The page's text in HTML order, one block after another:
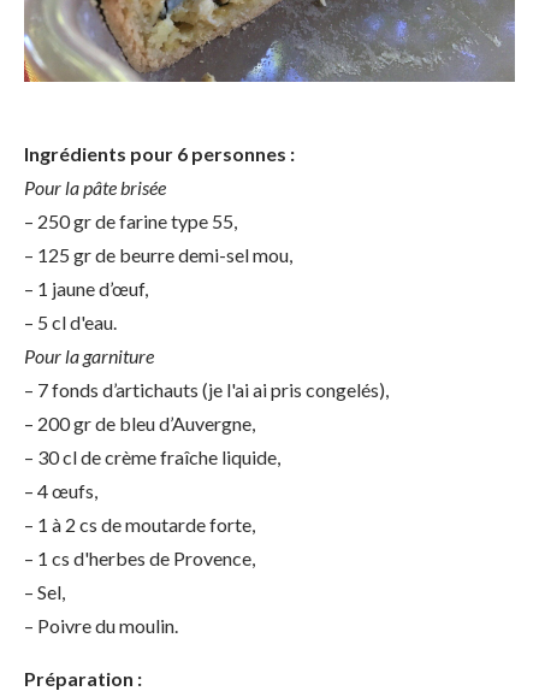
Ingrédients pour 6 personnes :
Pour la pâte brisée
– 250 gr de farine type 55,
– 125 gr de beurre demi-sel mou,
– 1 jaune d’œuf,
– 5 cl d'eau.
Pour la garniture
– 7 fonds d’artichauts (je l'ai ai pris congelés),
– 200 gr de bleu d’Auvergne,
– 30 cl de crème fraîche liquide,
– 4 œufs,
– 1 à 2 cs de moutarde forte,
– 1 cs d'herbes de Provence,
– Sel,
– Poivre du moulin.
Préparation :